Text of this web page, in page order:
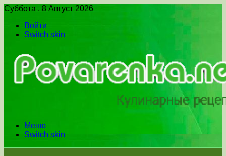
Суббота , 8 Август 2026
Войти
Switch skin
Меню
Switch skin